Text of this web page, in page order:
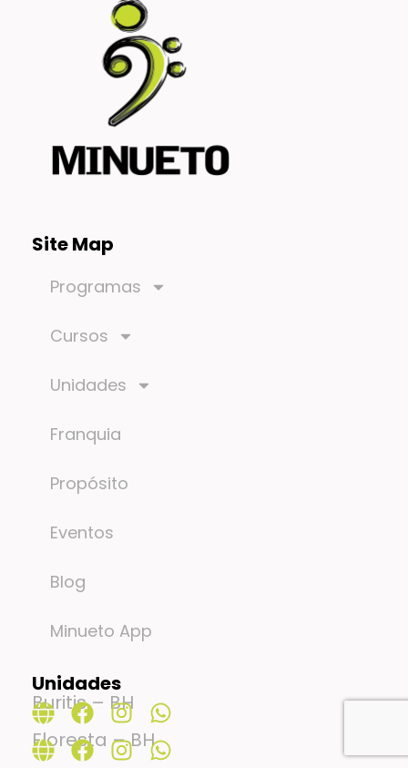
Site Map
Programas
Cursos
Unidades
Franquia
Propósito
Eventos
Blog
Minueto App
Unidades
Buritis – BH
Floresta – BH